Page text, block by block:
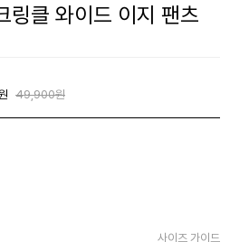
링클 와이드 이지 팬츠
49,900원
사이즈 가이드